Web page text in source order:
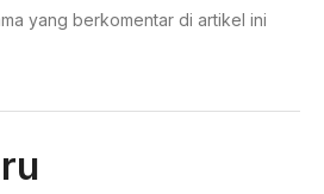
yang berkomentar di artikel ini